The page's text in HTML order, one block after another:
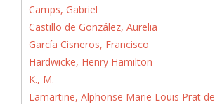
Camps, Gabriel
Castillo de González, Aurelia
García Cisneros, Francisco
Hardwicke, Henry Hamilton
K., M.
Lamartine, Alphonse Marie Louis Prat de